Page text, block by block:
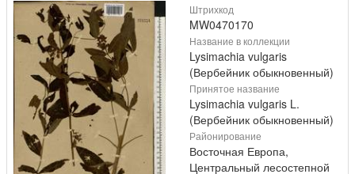
Штрихкод
MW0470170
Название в коллекции
Lysimachia vulgaris
(Вербейник обыкновенный)
Принятое название
Lysimachia vulgaris L.
(Вербейник обыкновенный)
Районирование
Восточная Европа,
Центральный лесостепной